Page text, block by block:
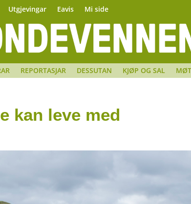
Utgjevingar Eavis Mi side
REPORTASJAR DESSUTAN KJØP OG SAL
kan leve med